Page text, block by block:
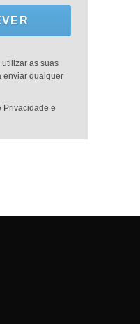
as suas
enviar qualquer
Privacidade e